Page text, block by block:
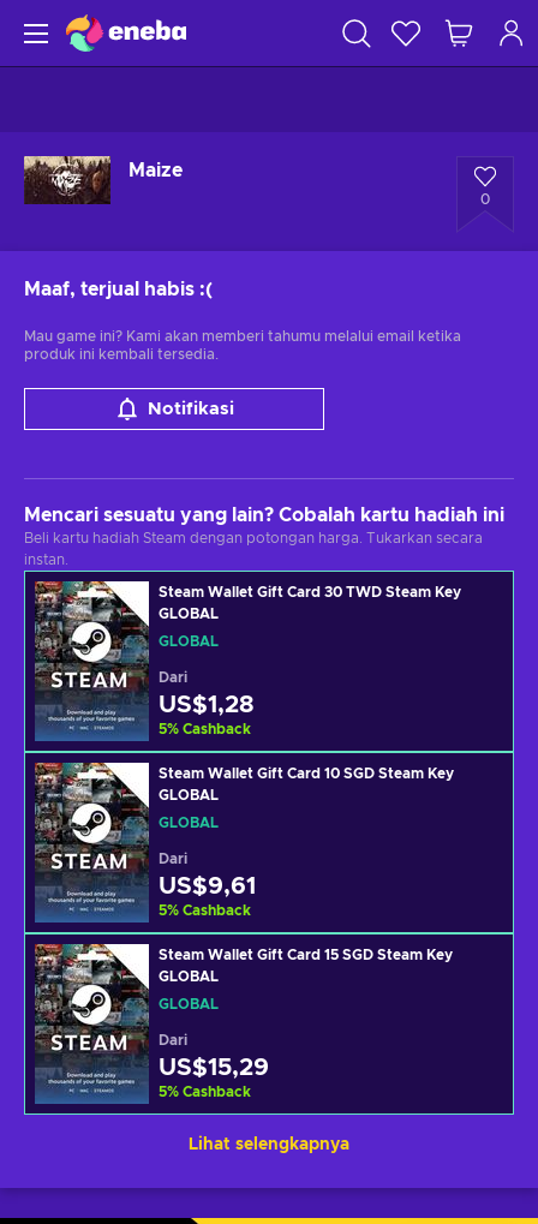
Maize
0
Maaf, terjual habis :(
Mau game ini? Kami akan memberi tahumu melalui email ketika
produk ini kembali tersedia.
Notifikasi
Mencari sesuatu yang lain? Cobalah kartu hadiah ini
Beli kartu hadiah Steam dengan potongan harga. Tukarkan secara
instan.
Steam Wallet Gift Card 30 TWD Steam Key
GLOBAL
GLOBAL
Dari
US$1,28
5% Cashback
Steam Wallet Gift Card 10 SGD Steam Key
GLOBAL
GLOBAL
Dari
US$9,61
5% Cashback
Steam Wallet Gift Card 15 SGD Steam Key
GLOBAL
GLOBAL
Dari
US$15,29
5% Cashback
Lihat selengkapnya